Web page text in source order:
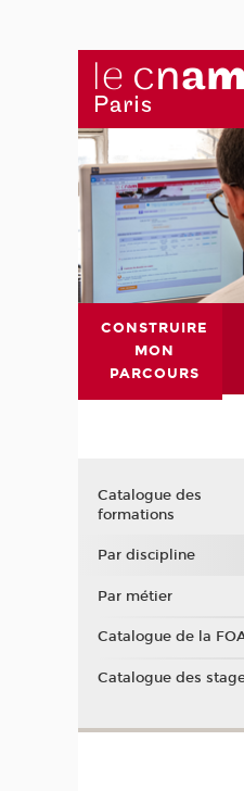
CONSTRUIRE
MON
PARCOURS
Catalogue des
formations
Par discipline
Par métier
Catalogue de la
Catalogue des